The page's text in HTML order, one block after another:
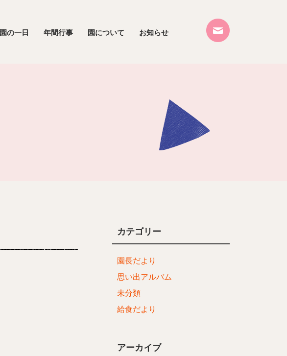
園の一日 年間行事 園について お知らせ
カテゴリー
園長だより
思い出アルバム
未分類
給食だより
アーカイブ